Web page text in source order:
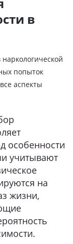
в
попыток
аспекты
особенности
учитывают
на
жизни,